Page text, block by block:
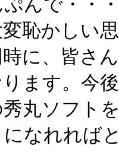
恥かしい
に、皆さ
ます。今
丸ソフト
なれれば